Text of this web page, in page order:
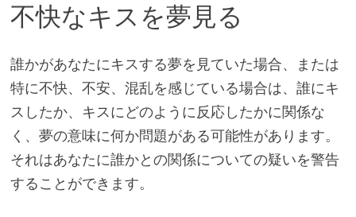
不快なキスを夢見る
誰かがあなたにキスする夢を見ていた場合、または
特に不快、不安、混乱を感じている場合は、誰にキ
スしたか、キスにどのように反応したかに関係な
く、夢の意味に何か問題がある可能性があります。
それはあなたに誰かとの関係についての疑いを警告
することができます。